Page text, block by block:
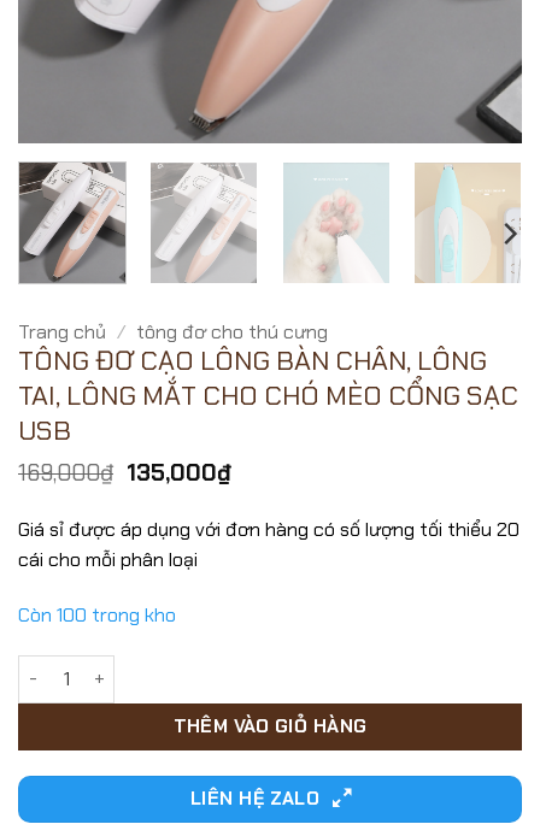
Trang chủ / tông đơ cho thú cưng
TÔNG ĐƠ CẠO LÔNG BÀN CHÂN, LÔNG
TAI, LÔNG MẮT CHO CHÓ MÈO CỔNG SẠC
USB
169,000₫ Giá
là:
169,000₫.
135,000₫Giá
tại
là:
Giá sỉ được áp dụng với đơn hàng có số lượng tối thiểu 20
cái cho mỗi phân loại
Còn 100 trong kho
TÔNG ĐƠ CẠO LÔNG BÀN CHÂN, LÔNG TAI, LÔNG MẮT CHO
THÊM VÀO GIỎ HÀNG
LIÊN HỆ ZALO